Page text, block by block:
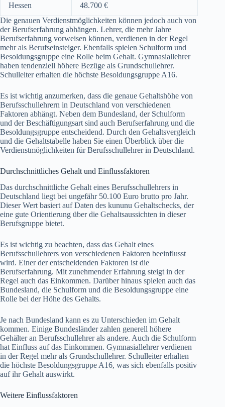
Hessen
48.700 €
Die genauen Verdienstmöglichkeiten können jedoch auch von
der Berufserfahrung abhängen. Lehrer, die mehr Jahre
Berufserfahrung vorweisen können, verdienen in der Regel
mehr als Berufseinsteiger. Ebenfalls spielen Schulform und
Besoldungsgruppe eine Rolle beim Gehalt. Gymnasiallehrer
haben tendenziell höhere Bezüge als Grundschullehrer.
Schulleiter erhalten die höchste Besoldungsgruppe A16.
Es ist wichtig anzumerken, dass die genaue Gehaltshöhe von
Berufsschullehrern in Deutschland von verschiedenen
Faktoren abhängt. Neben dem Bundesland, der Schulform
und der Beschäftigungsart sind auch Berufserfahrung und die
Besoldungsgruppe entscheidend. Durch den Gehaltsvergleich
und die Gehaltstabelle haben Sie einen Überblick über die
Verdienstmöglichkeiten für Berufsschullehrer in Deutschland.
Durchschnittliches Gehalt und Einflussfaktoren
Das durchschnittliche Gehalt eines Berufsschullehrers in
Deutschland liegt bei ungefähr 50.100 Euro brutto pro Jahr.
Dieser Wert basiert auf Daten des kununu Gehaltschecks, der
eine gute Orientierung über die Gehaltsaussichten in dieser
Berufsgruppe bietet.
Es ist wichtig zu beachten, dass das Gehalt eines
Berufsschullehrers von verschiedenen Faktoren beeinflusst
wird. Einer der entscheidenden Faktoren ist die
Berufserfahrung. Mit zunehmender Erfahrung steigt in der
Regel auch das Einkommen. Darüber hinaus spielen auch das
Bundesland, die Schulform und die Besoldungsgruppe eine
Rolle bei der Höhe des Gehalts.
Je nach Bundesland kann es zu Unterschieden im Gehalt
kommen. Einige Bundesländer zahlen generell höhere
Gehälter an Berufsschullehrer als andere. Auch die Schulform
hat Einfluss auf das Einkommen. Gymnasiallehrer verdienen
in der Regel mehr als Grundschullehrer. Schulleiter erhalten
die höchste Besoldungsgruppe A16, was sich ebenfalls positiv
auf ihr Gehalt auswirkt.
Weitere Einflussfaktoren